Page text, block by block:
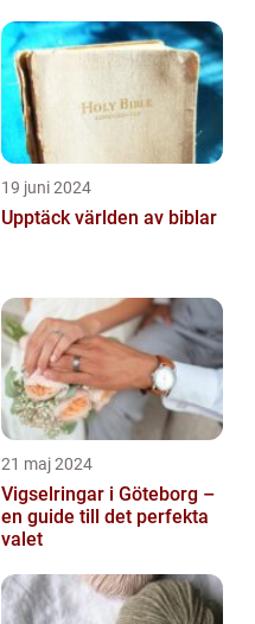
19 juni 2024
Upptäck världen av biblar
21 maj 2024
Vigselringar i Göteborg –
en guide till det perfekta
valet